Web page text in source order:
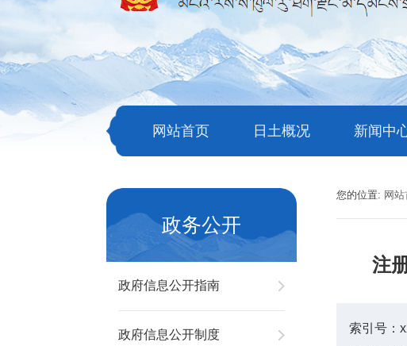
网站首页 日土概况 新闻中
政务公开
政府信息公开指南
政府信息公开制度
您的位置: 网
注
索引号：